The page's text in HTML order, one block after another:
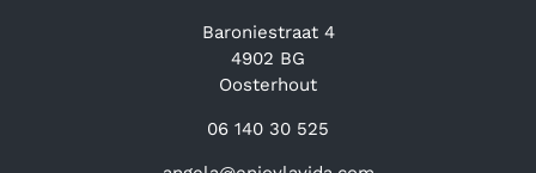
Baroniestraat 4
4902 BG
Oosterhout
06 140 30 525